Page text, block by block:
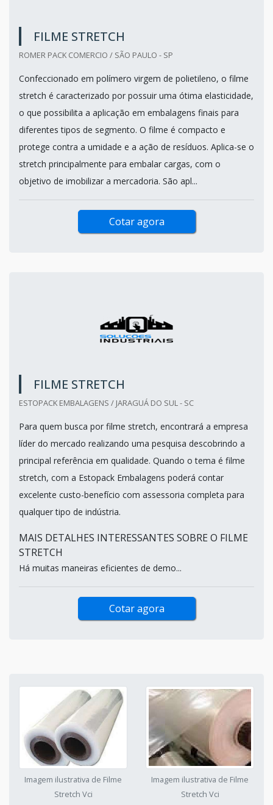
FILME STRETCH
ROMER PACK COMERCIO / SÃO PAULO - SP
Confeccionado em polímero virgem de polietileno, o filme
stretch é caracterizado por possuir uma ótima elasticidade,
o que possibilita a aplicação em embalagens finais para
diferentes tipos de segmento. O filme é compacto e
protege contra a umidade e a ação de resíduos. Aplica-se o
stretch principalmente para embalar cargas, com o
objetivo de imobilizar a mercadoria. São apl...
Cotar agora
FILME STRETCH
ESTOPACK EMBALAGENS / JARAGUÁ DO SUL - SC
Para quem busca por filme stretch, encontrará a empresa
líder do mercado realizando uma pesquisa descobrindo a
principal referência em qualidade. Quando o tema é filme
stretch, com a Estopack Embalagens poderá contar
excelente custo-benefício com assessoria completa para
qualquer tipo de indústria.
MAIS DETALHES INTERESSANTES SOBRE O FILME
STRETCH
Há muitas maneiras eficientes de demo...
Cotar agora
Imagem ilustrativa de Filme
Stretch Vci
Imagem ilustrativa de Filme
Stretch Vci